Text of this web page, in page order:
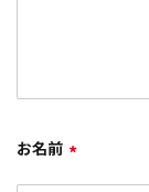
お名前 *